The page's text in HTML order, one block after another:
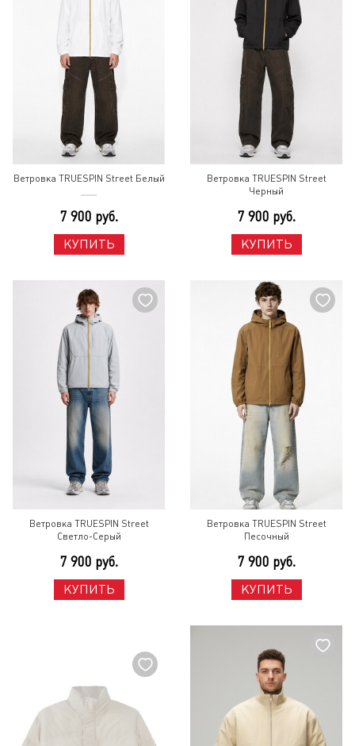
Ветровка TRUESPIN Street Белый
7 900 руб.
КУПИТЬ
Ветровка TRUESPIN Street
Черный
7 900 руб.
КУПИТЬ
Ветровка TRUESPIN Street
Светло-Серый
7 900 руб.
КУПИТЬ
Ветровка TRUESPIN Street
Песочный
7 900 руб.
КУПИТЬ